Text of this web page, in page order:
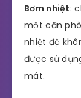
Bơm nhiệt:
một căn
nhiệt độ
được sử
mát.